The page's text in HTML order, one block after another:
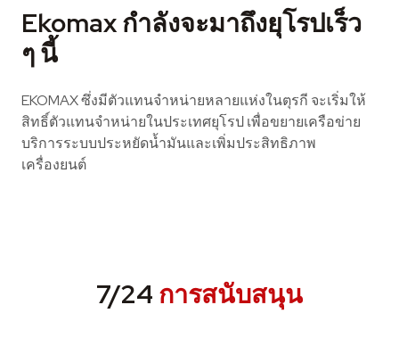
Ekomax กำลังจะมาถึงยุโรปเร็ว
ๆ นี้
EKOMAX ซึ่งมีตัวแทนจำหน่ายหลายแห่งในตุรกี จะเริ่มให้
สิทธิ์ตัวแทนจำหน่ายในประเทศยุโรป เพื่อขยายเครือข่าย
บริการระบบประหยัดน้ำมันและเพิ่มประสิทธิภาพ
เครื่องยนต์
7/24 การสนับสนุน